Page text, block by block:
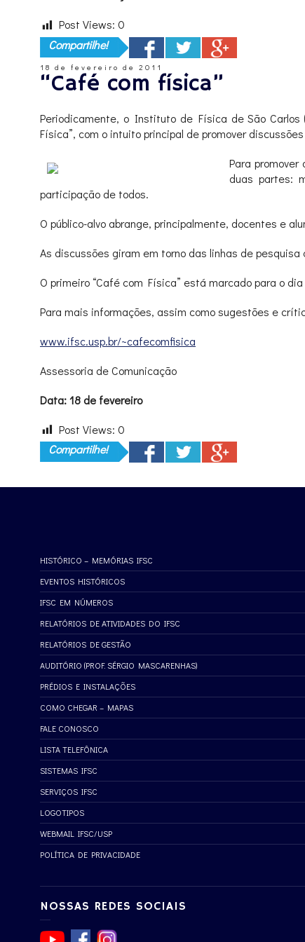
Post Views: 0
Compartilhe!
18 de fevereiro de 2011
“Café com física”
Periodicamente, o Instituto de Física de São Carlos
Física”, com o intuito principal de promover
Para
duas partes:
participação de todos.
O público-alvo abrange, principalmente, docentes e
As discussões giram em torno das linhas de
O primeiro “Café com Física” está marcado para o
Para mais informações, assim como sugestões e
www.ifsc.usp.br/~cafecomfisica
Assessoria de Comunicação
Data: 18 de fevereiro
Post Views: 0
Compartilhe!
HISTÓRICO – MEMÓRIAS IFSC
EVENTOS HISTÓRICOS
IFSC EM NÚMEROS
RELATÓRIOS DE ATIVIDADES DO IFSC
RELATÓRIOS DE GESTÃO
AUDITÓRIO (PROF. SÉRGIO MASCARENHAS)
PRÉDIOS E INSTALAÇÕES
COMO CHEGAR – MAPAS
FALE CONOSCO
LISTA TELEFÔNICA
SISTEMAS IFSC
SERVIÇOS IFSC
LOGOTIPOS
WEBMAIL IFSC/USP
POLÍTICA DE PRIVACIDADE
NOSSAS REDES SOCIAIS